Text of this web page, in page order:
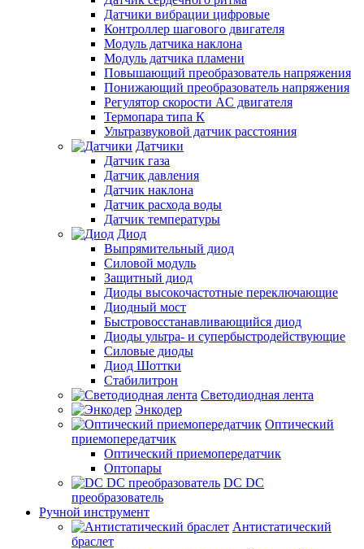
Датчики вибрации цифровые
Контроллер шагового двигателя
Модуль датчика наклона
Модуль датчика пламени
Повышающий преобразователь напряжения
Понижающий преобразователь напряжения
Регулятор скорости AC двигателя
Термопара типа К
Ультразвуковой датчик расстояния
Датчики
Датчик газа
Датчик давления
Датчик наклона
Датчик расхода воды
Датчик температуры
Диод
Выпрямительный диод
Силовой модуль
Защитный диод
Диоды высокочастотные переключающие
Диодный мост
Быстровосстанавливающийся диод
Диоды ультра- и супербыстродействующие
Силовые диоды
Диод Шоттки
Стабилитрон
Светодиодная лента
Энкодер
Оптический
приемопередатчик
Оптический приемопередатчик
Оптопары
DC DC
преобразователь
Ручной инструмент
Антистатический
браслет